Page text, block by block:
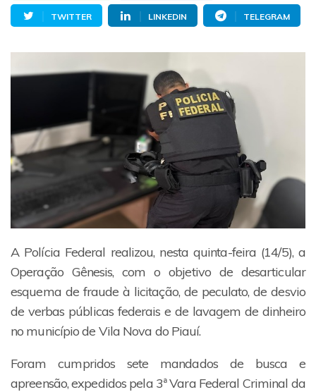
TWITTER LINKEDIN TELEGRAM
A Polícia Federal realizou, nesta quinta-feira (14/5), a
Operação Gênesis, com o objetivo de desarticular
esquema de fraude à licitação, de peculato, de desvio
de verbas públicas federais e de lavagem de dinheiro
no município de Vila Nova do Piauí.
Foram cumpridos sete mandados de busca e
apreensão, expedidos pela 3ª Vara Federal Criminal da